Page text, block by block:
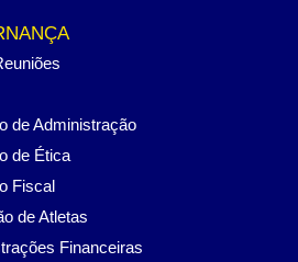
de Administração
de Ética
Fiscal
de Atletas
Financeiras